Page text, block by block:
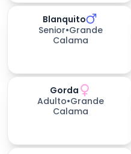
días esperando
Blanquito
Senior•Grande
Calama
días esperando
Gorda
Adulto•Grande
Calama